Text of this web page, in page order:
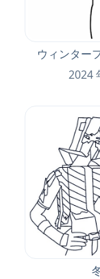
ウィンター
2024